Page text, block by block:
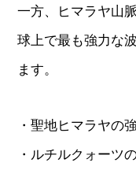
一方、ヒマラヤ山
球上で最も強力な
ます。
・聖地ヒマラヤの
・ルチルクォーツ